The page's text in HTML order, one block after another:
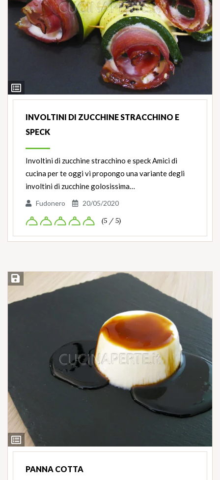
Ingredienti
INVOLTINI DI ZUCCHINE STRACCHINO E
SPECK
Involtini di zucchine stracchino e speck Amici di
cucina per te oggi vi propongo una variante degli
involtini di zucchine golosissima…
Fudonero 20/05/2020
(5 / 5)
Ingredienti
Salva ricetta
PANNA COTTA